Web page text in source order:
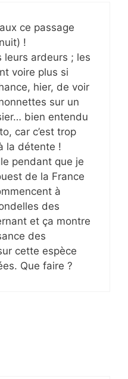
ce passage
!
leurs ardeurs ; les
voire plus si
hier, de voir
sur un
bien entendu
car c’est trop
la détente !
pendant que je
de la France
à
des
et ça montre
des
cette espèce
Que faire ?